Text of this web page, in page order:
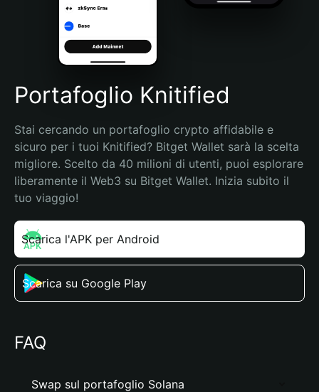
Português (Brasil)
Español (Argentina)
Portafoglio Knitified
Stai cercando un portafoglio crypto affidabile e
sicuro per i tuoi Knitified? Bitget Wallet sarà la scelta
migliore. Scelto da 40 milioni di utenti, puoi esplorare
liberamente il Web3 su Bitget Wallet. Inizia subito il
tuo viaggio!
Scarica l'APK per Android
Scarica su Google Play
FAQ
Swap sul portafoglio Solana